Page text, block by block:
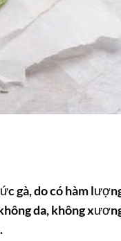
gà, do có hàm
da, không